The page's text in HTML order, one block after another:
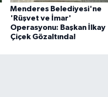
Menderes Belediyesi'ne
'Rüşvet ve İmar'
Operasyonu: Başkan İlkay
Çiçek Gözaltında!